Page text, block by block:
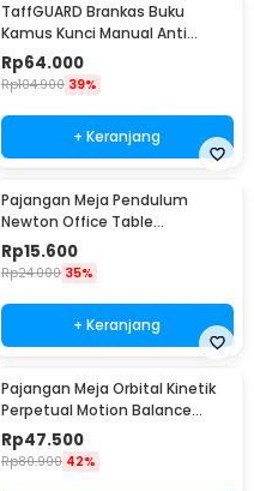
TaffGUARD Brankas Buku
Kamus Kunci Manual Anti
Maling Hidden Safe Box Sedang
- KB-10L
Rp64.000
Rp104.900 39%
+ Keranjang
Pajangan Meja Pendulum
Newton Office Table
Decoration 5 Ball S - H50S
Rp15.600
Rp24.000 35%
+ Keranjang
Pajangan Meja Orbital Kinetik
Perpetual Motion Balance
Physics - NR31TX
Rp47.500
Rp80.900 42%